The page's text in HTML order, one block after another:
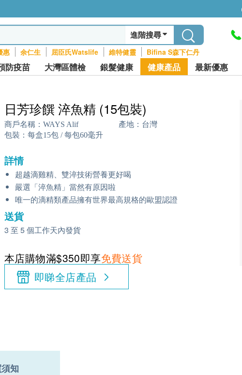
進階搜尋
惠 余仁生 屈臣氏Watslife 維特健靈 Bifina S森下仁丹
防疫苗 大灣區體檢 銀髮健康 健康產品 最新優惠
日芳珍饌 淬魚精 (15包裝)
商戶名稱： WAYS Alif 產地： 台灣
包裝： 每盒15包 / 每包60毫升
詳情
超越滴雞精、雙淬技術營養更好喝
嚴選「淬魚精」當然有原因啦
唯一的滴精類產品擁有世界最高規格的歐盟認證
送貨
3 至 5 個工作天內發貨
本店購物滿$350即享免費送貨
即睇全店產品
知